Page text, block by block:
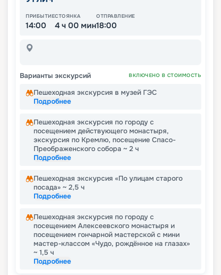
ПРИБЫТИЕ
14:00
СТОЯНКА
4 ч 00 мин
ОТПРАВЛЕНИЕ
18:00
Варианты экскурсий ВКЛЮЧЕНО В СТОИМОСТЬ
Пешеходная экскурсия в музей ГЭС
Подробнее
Пешеходная экскурсия по городу с
посещением действующего монастыря,
экскурсия по Кремлю, посещение Спасо-
Преображенского собора ~ 2 ч
Подробнее
Пешеходная экскурсия «По улицам старого
посада» ~ 2,5 ч
Подробнее
Пешеходная экскурсия по городу с
посещением Алексеевского монастыря и
посещением гончарной мастерской с мини
мастер-классом «Чудо, рождённое на глазах»
~ 1,5 ч
Подробнее